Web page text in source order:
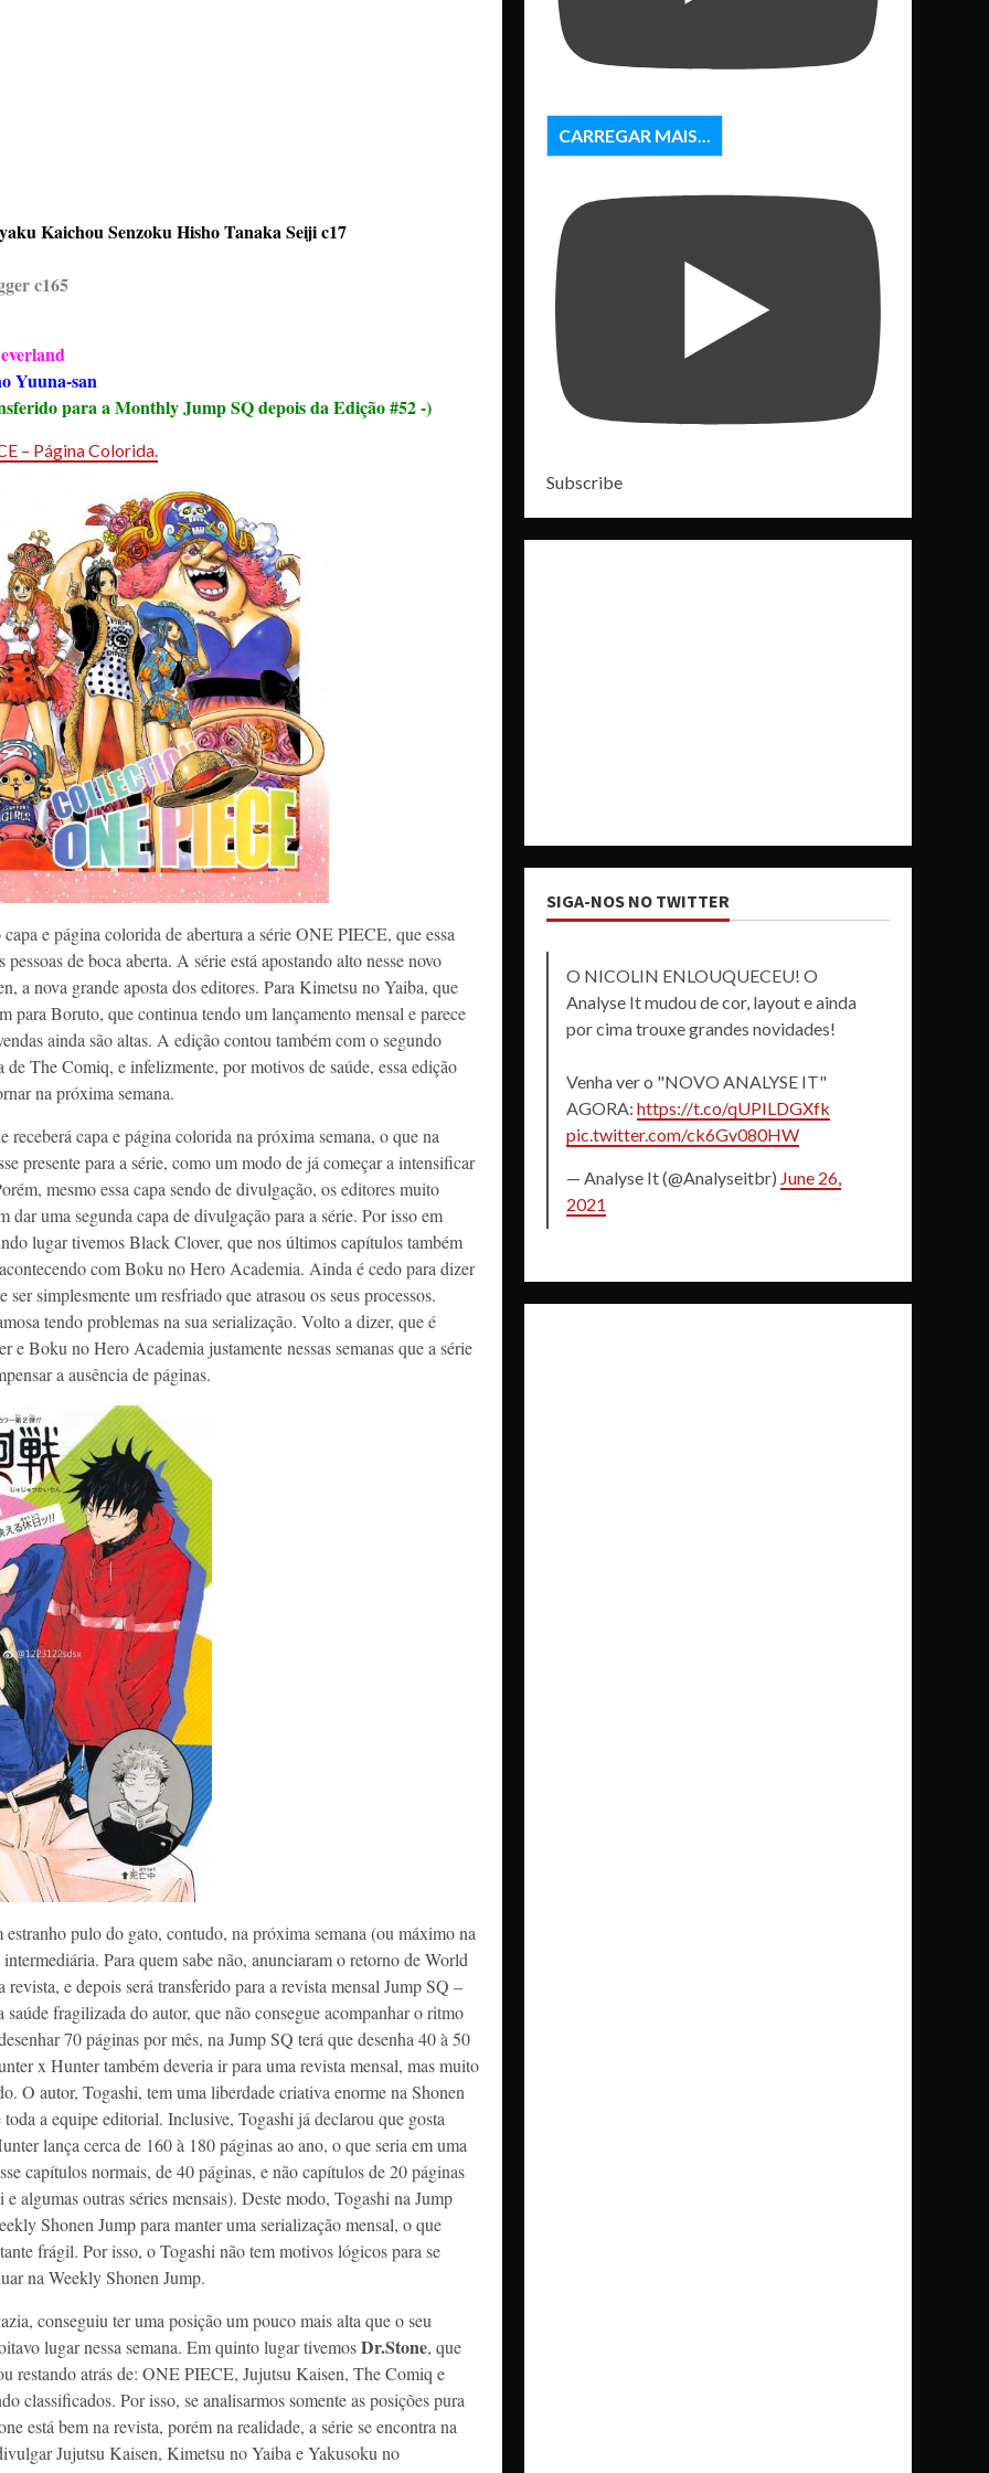
Kaichou Senzoku Hisho Tanaka Seiji c17
c165
Yuuna-san
para a Monthly Jump SQ depois da Edição #52 -)
– Página Colorida.
e página colorida de abertura a série ONE PIECE, que essa
de boca aberta. A série está apostando alto nesse novo
a nova grande aposta dos editores. Para Kimetsu no Yaiba, que
para Boruto, que continua tendo um lançamento mensal e parece
ainda são altas. A edição contou também com o segundo
The Comiq, e infelizmente, por motivos de saúde, essa edição
na próxima semana.
receberá capa e página colorida na próxima semana, o que na
presente para a série, como um modo de já começar a intensificar
mesmo essa capa sendo de divulgação, os editores muito
uma segunda capa de divulgação para a série. Por isso em
lugar tivemos Black Clover, que nos últimos capítulos também
com Boku no Hero Academia. Ainda é cedo para dizer
simplesmente um resfriado que atrasou os seus processos.
tendo problemas na sua serialização. Volto a dizer, que é
Boku no Hero Academia justamente nessas semanas que a série
a ausência de páginas.
estranho pulo do gato, contudo, na próxima semana (ou máximo na
Para quem sabe não, anunciaram o retorno de World
e depois será transferido para a revista mensal Jump SQ –
fragilizada do autor, que não consegue acompanhar o ritmo
70 páginas por mês, na Jump SQ terá que desenha 40 à 50
x Hunter também deveria ir para uma revista mensal, mas muito
O autor, Togashi, tem uma liberdade criativa enorme na Shonen
a equipe editorial. Inclusive, Togashi já declarou que gosta
lança cerca de 160 à 180 páginas ao ano, o que seria em uma
capítulos normais, de 40 páginas, e não capítulos de 20 páginas
algumas outras séries mensais). Deste modo, Togashi na Jump
Shonen Jump para manter uma serialização mensal, o que
frágil. Por isso, o Togashi não tem motivos lógicos para se
na Weekly Shonen Jump.
conseguiu ter uma posição um pouco mais alta que o seu
lugar nessa semana. Em quinto lugar tivemosDr.Stone, que
restando atrás de: ONE PIECE, Jujutsu Kaisen, The Comiq e
classificados. Por isso, se analisarmos somente as posições pura
está bem na revista, porém na realidade, a série se encontra na
Jujutsu Kaisen, Kimetsu no Yaiba e Yakusoku no
CARREGAR MAIS...
Subscribe
SIGA-NOS NO TWITTER
O NICOLIN ENLOUQUECEU! O
Analyse It mudou de cor, layout e ainda
por cima trouxe grandes novidades!
Venha ver o "NOVO ANALYSE IT"
AGORA:https://t.co/qUPILDGXfk
pic.twitter.com/ck6Gv080HW
— Analyse It (@Analyseitbr) June 26,
2021